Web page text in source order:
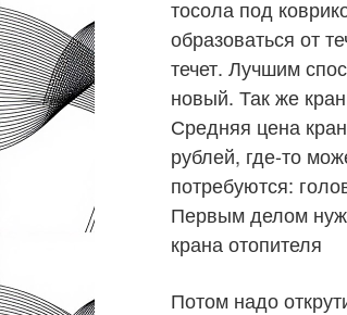
тосола под
образоваться от
течет. Лучшим
новый. Так же
Средняя цена
рублей, где-то
потребуются:
Первым делом
крана отопителя
Потом надо